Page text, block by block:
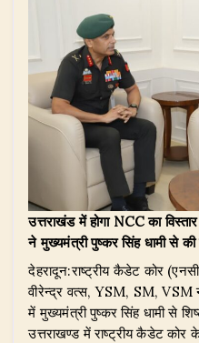
उत्तराखंड में होगा NCC का
ने मुख्यमंत्री पुष्कर सिंह धामी से
देहरादून:राष्ट्रीय कैडेट कोर
वीरेन्द्र वत्स, YSM, SM, VSM
में मुख्यमंत्री पुष्कर सिंह धामी से
उत्तराखण्ड में राष्ट्रीय कैडेट कोर के